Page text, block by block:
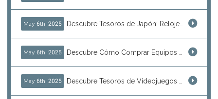
May 6th, 2025 Descubre Tesoros de Japón: Relojes Vintage y Productos de Colección para Reventa
May 6th, 2025 Descubre Cómo Comprar Equipos de Pesca Japoneses Directamente desde Japón
May 6th, 2025 Descubre Tesoros de Videojuegos Japoneses Para Reventa: Consolas y Joyas de Arcade